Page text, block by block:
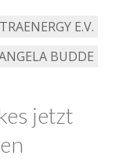
E.V.
BUDDE
jetzt